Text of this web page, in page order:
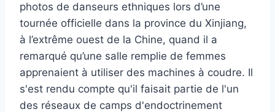
photos de danseurs ethniques lors d’une
tournée officielle dans la province du Xinjiang,
à l’extrême ouest de la Chine, quand il a
remarqué qu’une salle remplie de femmes
apprenaient à utiliser des machines à coudre. Il
s'est rendu compte qu'il faisait partie de l'un
des réseaux de camps d'endoctrinement